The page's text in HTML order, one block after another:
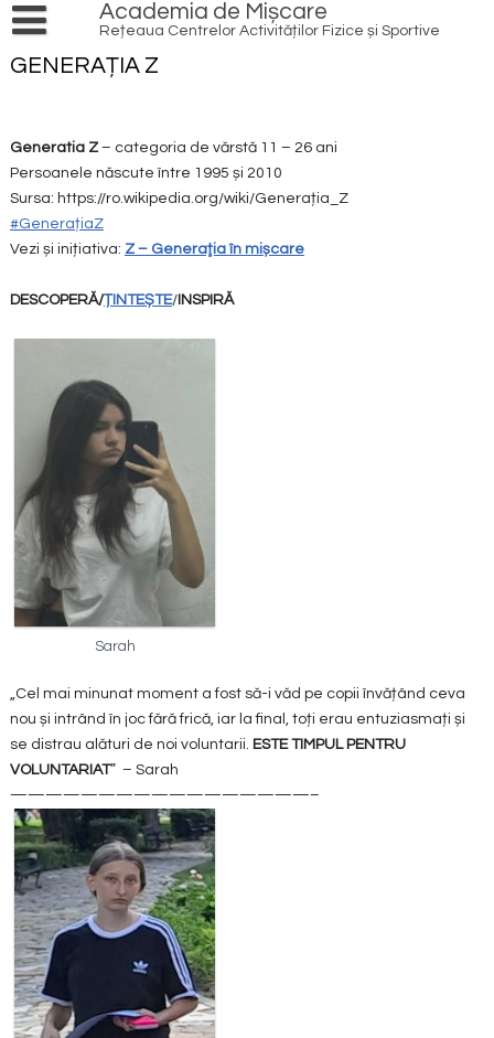
Skip
to
content
Academia de Mișcare
Rețeaua Centrelor Activităților Fizice și Sportive
PRODUSE ȘI SERVICII
INIȚIATIVE
LOCAL HERO
NATURĂ
ACȚIUNI
REDESCOPERĂ OINA
PRACTICĂ ÎN AER LIBER
TRANSFORMĂ DIGITAL
RESURSE
VOLUNTARIAT
REȚEAUA DE CENTRE
EDUCAȚIE
PROGRAME NAȚIONALE
INFO
ECHIPĂ
MEDIA
TINERET
PARTENERI
CONTACT
GENERAȚIA Z
Generatia Z – categoria de vărstă 11 – 26 ani
Persoanele născute între 1995 și 2010
Sursa: https://ro.wikipedia.org/wiki/Generația_Z
#GenerațiaZ
Vezi și inițiativa: Z – Generaţia în mișcare
DESCOPERĂ/ȚINTEȘTE/INSPIRĂ
Sarah
„Cel mai minunat moment a fost să-i văd pe copii învățând ceva
nou și intrând în joc fără frică, iar la final, toți erau entuziasmați și
se distrau alături de noi voluntarii. ESTE TIMPUL PENTRU
VOLUNTARIAT” – Sarah
—————————————————–